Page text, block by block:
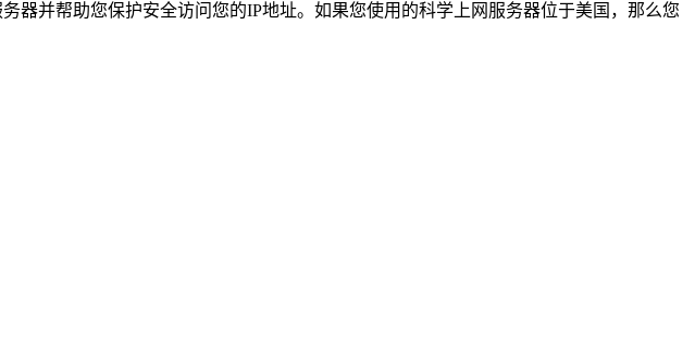
器并帮助您保护安全访问您的IP地址。如果您使用的科学上网服务器位于美国，那么您